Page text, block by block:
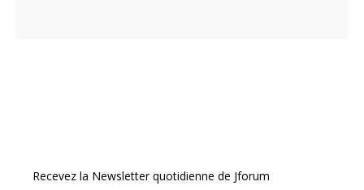
Recevez la Newsletter quotidienne de Jforum